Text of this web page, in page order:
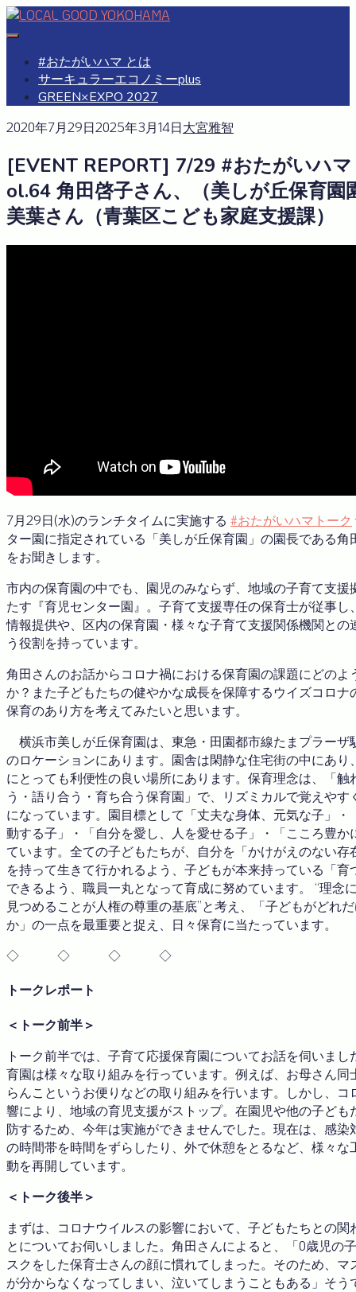
Skip
to
#おたがいハマ とは
サーキュラーエコノミーplus
GREEN×EXPO 2027
2020年7月29日2025年3月14日大宮雅智
[EVENT REPORT] 7/29 #おたがいハ
ol.64 角田啓子さん、（美しが丘保育園
美葉さん（青葉区こども家庭支援課）
7月29日(水)のランチタイムに実施する #おたがいハマトーク
ター園に指定されている「美しが丘保育園」の園長である角
をお聞きします。
市内の保育園の中でも、園児のみならず、地域の子育て支援
たす『育児センター園』。子育て支援専任の保育士が従事し
情報提供や、区内の保育園・様々な子育て支援関係機関との
う役割を持っています。
角田さんのお話からコロナ禍における保育園の課題にどのよ
か？また子どもたちの健やかな成長を保障するウイズコロナ
保育のあり方を考えてみたいと思います。
横浜市美しが丘保育園は、東急・田園都市線たまプラーザ
のロケーションにあります。園舎は閑静な住宅街の中にあり
にとっても利便性の良い場所にあります。保育理念は、「触
う・語り合う・育ち合う保育園」で、リズミカルで覚えやす
になっています。園目標として「丈夫な身体、元気な子」・
動する子」・「自分を愛し、人を愛せる子」・「こころ豊か
ています。全ての子どもたちが、自分を「かけがえのない存
を持って生きて行かれるよう、子どもが本来持っている「育
できるよう、職員一丸となって育成に努めています。 “理念
見つめることが人権の尊重の基底”と考え、「子どもがどれ
か」の一点を最重要と捉え、日々保育に当たっています。
◇ ◇ ◇ ◇
トークレポート
＜トーク前半＞
トーク前半では、子育て応援保育園についてお話を伺いまし
育園は様々な取り組みを行っています。例えば、お母さん同
らんこというお便りなどの取り組みを行います。しかし、コ
響により、地域の育児支援がストップ。在園児や他の子ども
防するため、今年は実施ができませんでした。現在は、感染
の時間帯を時間をずらしたり、外で休憩をとるなど、様々な
動を再開しています。
＜トーク後半＞
まずは、コロナウイルスの影響において、子どもたちとの関
とについてお伺いしました。 角田さんによると、「0歳児の
スクをした保育士さんの顔に慣れてしまった。そのため、マ
が分からなくなってしまい、泣いてしまうこともある」そう